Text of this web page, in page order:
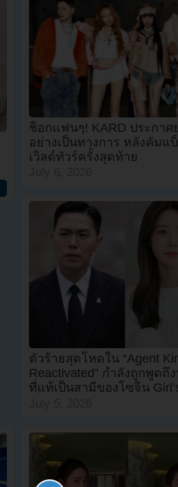
ช็อกแฟนๆ! KARD ประกาศ
อย่างเป็นทางการ หลังคัมแ
เวิลด์ทัวร์ครั้งสุดท้าย
ตัวร้ายสุดโหดใน “Agent
Reactivated” กำลังถูกพูดถึ
ที่แท้เป็นสามีของโซจิน